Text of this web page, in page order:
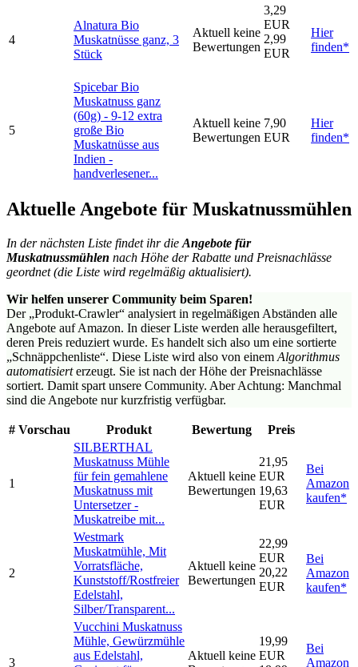
4
Alnatura Bio
Muskatnüsse ganz, 3
Stück
Aktuell keine
Bewertungen
3,29
EUR
2,99
EUR
Hier
finden*
5
Spicebar Bio
Muskatnuss ganz
(60g) - 9-12 extra
große Bio
Muskatnüsse aus
Indien -
handverlesener...
Aktuell keine
Bewertungen
7,90
EUR
Hier
finden*
Aktuelle Angebote für Muskatnussmühlen
In der nächsten Liste findet ihr die Angebote für
Muskatnussmühlen nach Höhe der Rabatte und Preisnachlässe
geordnet (die Liste wird regelmäßig aktualisiert).
Wir helfen unserer Community beim Sparen!
Der „Produkt-Crawler“ analysiert in regelmäßigen Abständen alle
Angebote auf Amazon. In dieser Liste werden alle herausgefiltert,
deren Preis reduziert wurde. Es handelt sich also um eine sortierte
„Schnäppchenliste“. Diese Liste wird also von einem Algorithmus
automatisierterzeugt. Sie ist nach der Höhe der Preisnachlässe
sortiert. Damit spart unsere Community. Aber Achtung: Manchmal
sind die Angebote nur kurzfristig verfügbar.
# Vorschau Produkt Bewertung Preis
1
SILBERTHAL
Muskatnuss Mühle
für fein gemahlene
Muskatnuss mit
Untersetzer -
Muskatreibe mit...
Aktuell keine
Bewertungen
21,95
EUR
19,63
EUR
Bei
Amazon
kaufen*
2
Westmark
Muskatmühle, Mit
Vorratsfläche,
Kunststoff/Rostfreier
Edelstahl,
Silber/Transparent...
Aktuell keine
Bewertungen
22,99
EUR
20,22
EUR
Bei
Amazon
kaufen*
3
Vucchini Muskatnuss
Mühle, Gewürzmühle
aus Edelstahl,
Aktuell keine
19,99
EUR
Bei
Amazon